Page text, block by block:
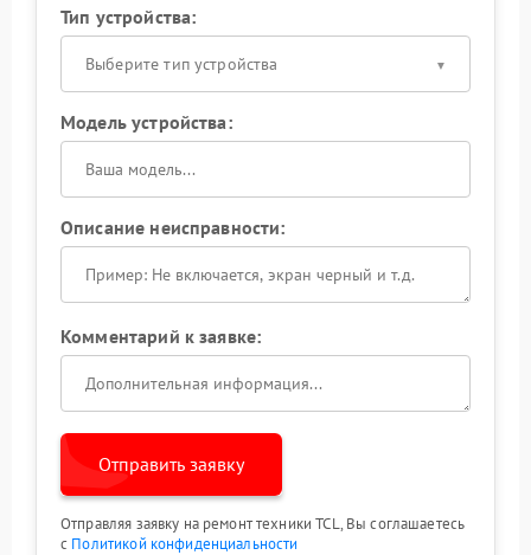
Тип устройства:
Выберите тип устройства
Модель устройства:
Описание неисправности:
Комментарий к заявке:
Отправить заявку
Отправляя заявку на ремонт техники TCL, Вы соглашаетесь
с Политикой конфиденциальности